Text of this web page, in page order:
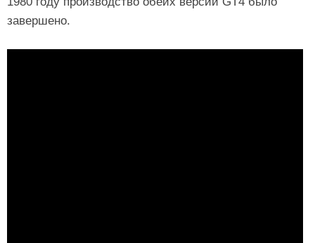
завершено.